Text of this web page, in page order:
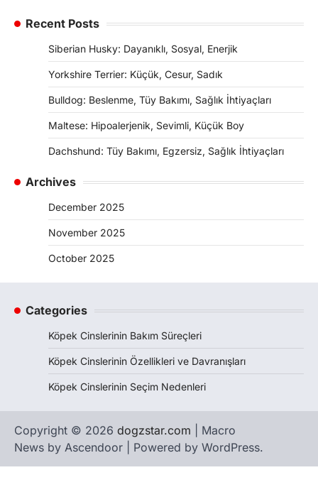
Recent Posts
Siberian Husky: Dayanıklı, Sosyal, Enerjik
Yorkshire Terrier: Küçük, Cesur, Sadık
Bulldog: Beslenme, Tüy Bakımı, Sağlık İhtiyaçları
Maltese: Hipoalerjenik, Sevimli, Küçük Boy
Dachshund: Tüy Bakımı, Egzersiz, Sağlık İhtiyaçları
Archives
December 2025
November 2025
October 2025
Categories
Köpek Cinslerinin Bakım Süreçleri
Köpek Cinslerinin Özellikleri ve Davranışları
Köpek Cinslerinin Seçim Nedenleri
Copyright © 2026 dogzstar.com | Macro
News by Ascendoor | Powered by WordPress.